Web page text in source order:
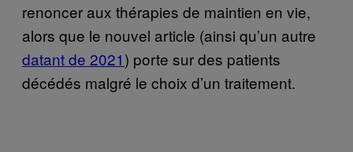
renoncer aux thérapies de maintien en vie,
alors que le nouvel article (ainsi qu’un autre
datant de 2021) porte sur des patients
décédés malgré le choix d’un traitement.